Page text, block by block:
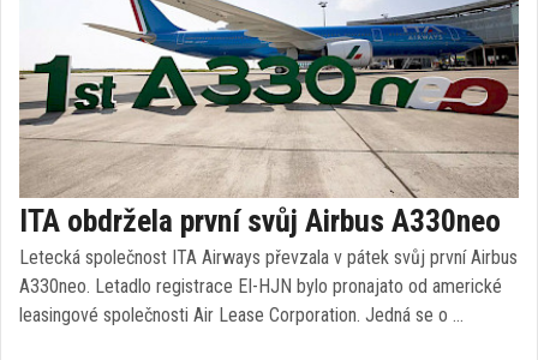
ITA obdržela první svůj Airbus A330neo
Letecká společnost ITA Airways převzala v pátek svůj první Airbus
A330neo. Letadlo registrace EI-HJN bylo pronajato od americké
leasingové společnosti Air Lease Corporation. Jedná se o …